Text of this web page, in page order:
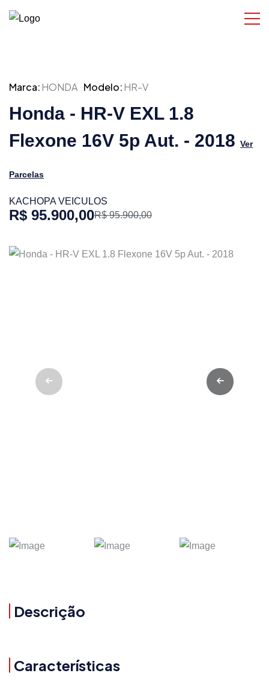
Marca:HONDA Modelo:HR-V
Honda - HR-V EXL 1.8
Flexone 16V 5p Aut. - 2018 Ver
Parcelas
KACHOPA VEICULOS
R$ 95.900,00R$ 95.900,00
Descrição
Características